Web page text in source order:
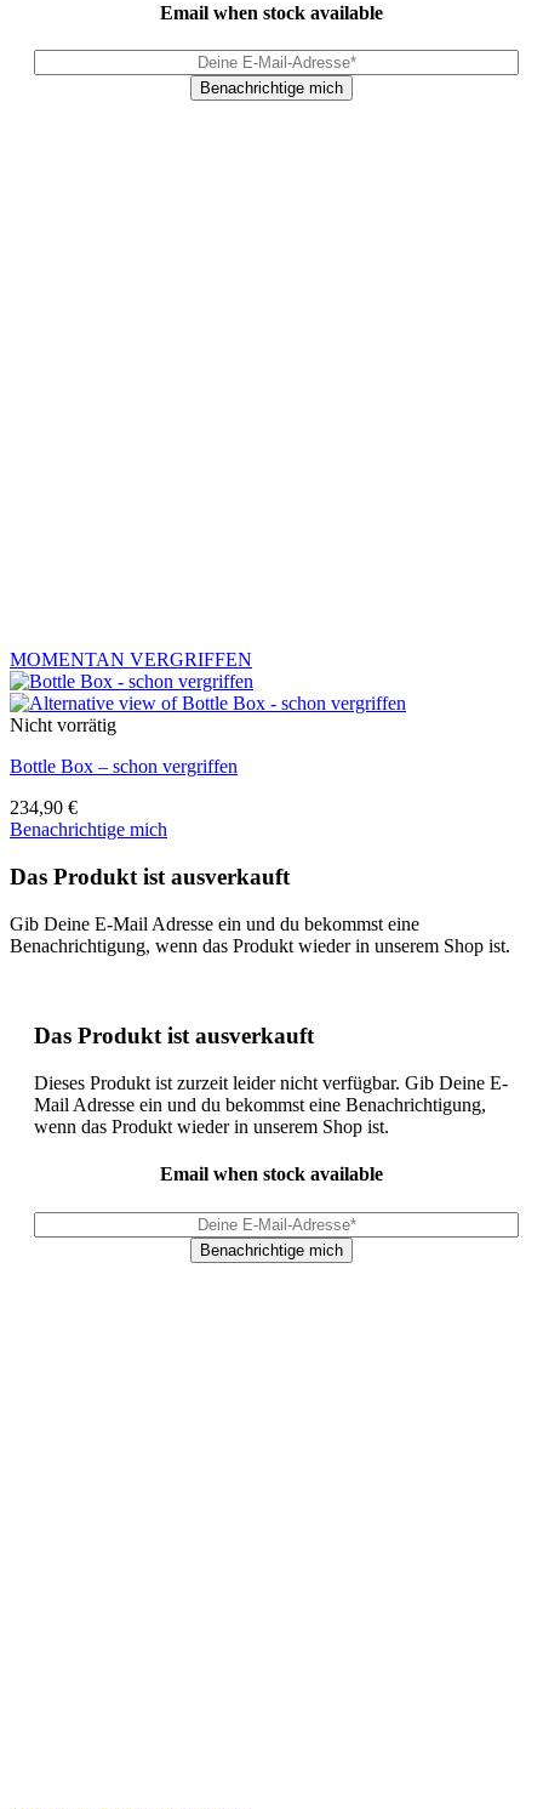
Email when stock available
MOMENTAN VERGRIFFEN
Nicht vorrätig
Bottle Box – schon vergriffen
234,90 €
Benachrichtige mich
Das Produkt ist ausverkauft
Gib Deine E-Mail Adresse ein und du bekommst eine
Benachrichtigung, wenn das Produkt wieder in unserem Shop ist.
Das Produkt ist ausverkauft
Dieses Produkt ist zurzeit leider nicht verfügbar. Gib Deine E-
Mail Adresse ein und du bekommst eine Benachrichtigung,
wenn das Produkt wieder in unserem Shop ist.
Email when stock available